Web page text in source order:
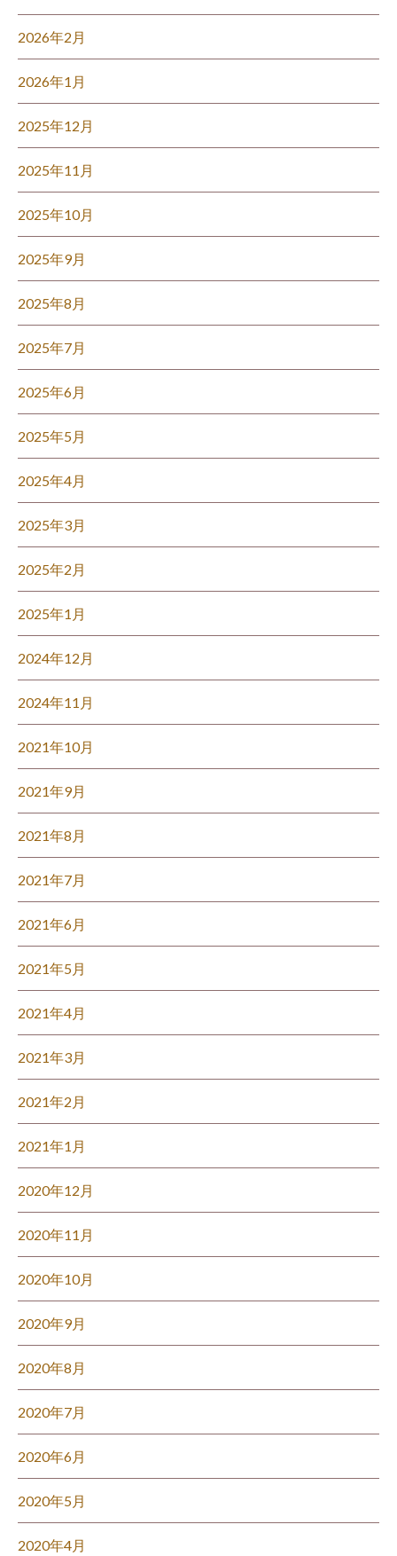
2026年2月
2026年1月
2025年12月
2025年11月
2025年10月
2025年9月
2025年8月
2025年7月
2025年6月
2025年5月
2025年4月
2025年3月
2025年2月
2025年1月
2024年12月
2024年11月
2021年10月
2021年9月
2021年8月
2021年7月
2021年6月
2021年5月
2021年4月
2021年3月
2021年2月
2021年1月
2020年12月
2020年11月
2020年10月
2020年9月
2020年8月
2020年7月
2020年6月
2020年5月
2020年4月